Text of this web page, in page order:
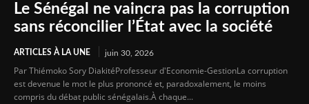
Le Sénégal ne vaincra pas la corruption
sans réconcilier l’État avec la société
ARTICLES À LA UNE juin 30, 2026
Par Thiémoko Sory DiakitéProfesseur d'Economie-GestionLa corruption
est devenue le mot le plus prononcé et, paradoxalement, le moins
compris du débat public sénégalais.À chaque...